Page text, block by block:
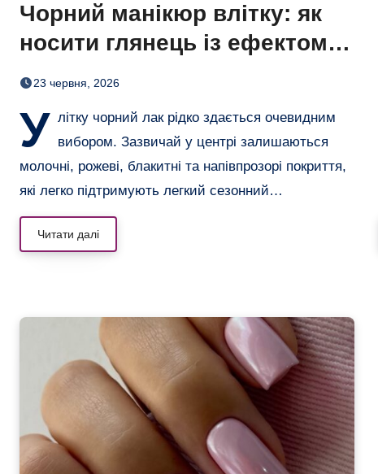
Чорний манікюр влітку: як
носити глянець із ефектом
рідкої шкіри
23 червня, 2026
У літку чорний лак рідко здається очевидним
вибором. Зазвичай у центрі залишаються
молочні, рожеві, блакитні та напівпрозорі покриття,
які легко підтримують легкий сезонний…
Читати далі